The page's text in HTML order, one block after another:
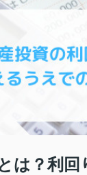
は？利